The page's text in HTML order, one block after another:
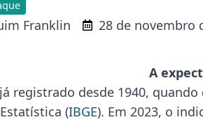
Franklin 28 de novembro
A
registrado desde 1940,
(IBGE). Em 2023, o